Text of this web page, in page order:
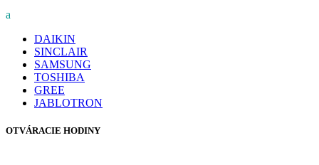
a
DAIKIN
SINCLAIR
SAMSUNG
TOSHIBA
GREE
JABLOTRON
OTVÁRACIE HODINY